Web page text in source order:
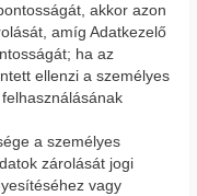
akkor azon
amíg Adatkezelő
ha az
ellenzi a személyes
a személyes
zárolását jogi
vagy